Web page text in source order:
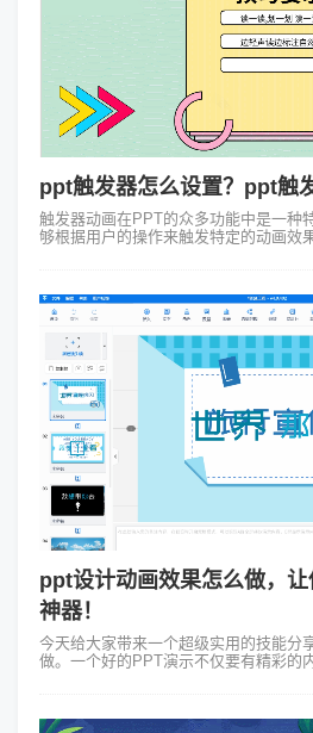
ppt触发器怎么设置？ppt触
触发器动画在PPT的众多功能中是一种
够根据用户的操作来触发特定的动画效
ppt设计动画效果怎么做，
神器！
今天给大家带来一个超级实用的技能分
做。一个好的PPT演示不仅要有精彩的